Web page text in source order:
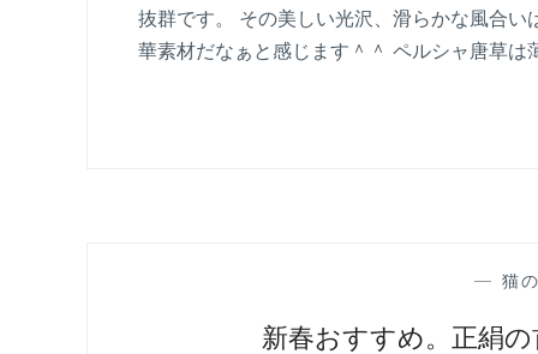
抜群です。 その美しい光沢、滑らかな風合
華素材だなぁと感じます＾＾ ペルシャ唐草
— 猫
新春おすすめ。正絹